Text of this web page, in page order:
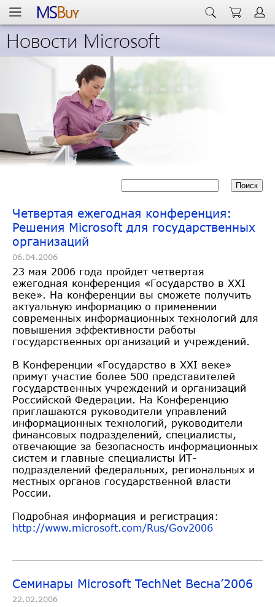
Новости Microsoft
Четвертая ежегодная конференция:
Решения Microsoft для государственных
организаций
06.04.2006
23 мая 2006 года пройдет четвертая
ежегодная конференция «Государство в XXI
веке». На конференции вы сможете получить
актуальную информацию о применении
современных информационных технологий для
повышения эффективности работы
государственных организаций и учреждений.
В Конференции «Государство в XXI веке»
примут участие более 500 представителей
государственных учреждений и организаций
Российской Федерации. На Конференцию
приглашаются руководители управлений
информационных технологий, руководители
финансовых подразделений, специалисты,
отвечающие за безопасность информационных
систем и главные специалисты ИТ-
подразделений федеральных, региональных и
местных органов государственной власти
России.
Подробная информация и регистрация:
http://www.microsoft.com/Rus/Gov2006
Семинары Microsoft TechNet Весна’2006
22.02.2006